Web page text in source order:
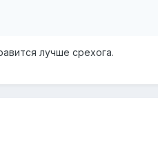
лучше срехога.